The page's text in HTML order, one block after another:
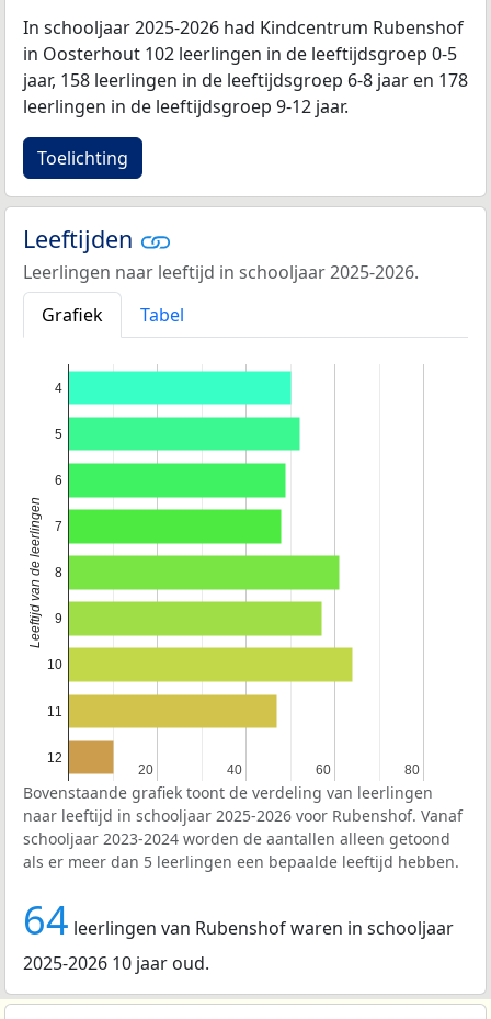
In schooljaar 2025-2026 had Kindcentrum Rubenshof
in Oosterhout 102 leerlingen in de leeftijdsgroep 0-5
jaar, 158 leerlingen in de leeftijdsgroep 6-8 jaar en 178
leerlingen in de leeftijdsgroep 9-12 jaar.
Toelichting
Leeftijden
Leerlingen naar leeftijd in schooljaar 2025-2026.
Grafiek
Tabel
20
20 40
40 60
60 80
80
4
5
6
7
8
9
10
11
12
Leeftijd van de leerlingen
Bovenstaande grafiek toont de verdeling van leerlingen
naar leeftijd in schooljaar 2025-2026 voor Rubenshof. Vanaf
schooljaar 2023-2024 worden de aantallen alleen getoond
als er meer dan 5 leerlingen een bepaalde leeftijd hebben.
64 leerlingen van Rubenshof waren in schooljaar
2025-2026 10 jaar oud.